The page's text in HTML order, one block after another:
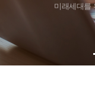
미래세대를